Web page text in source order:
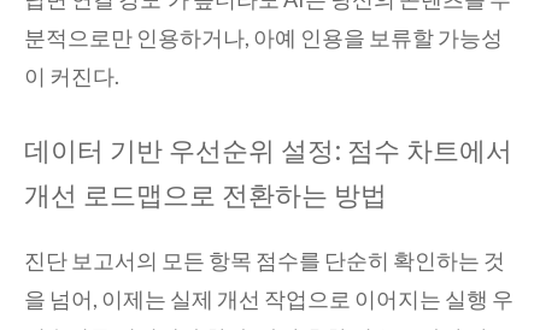
분적으로만 인용하거나, 아예 인용을 보류할 가능성
이 커진다.
데이터 기반 우선순위 설정: 점수 차트에서
개선 로드맵으로 전환하는 방법
진단 보고서의 모든 항목 점수를 단순히 확인하는 것
을 넘어, 이제는 실제 개선 작업으로 이어지는 실행 우